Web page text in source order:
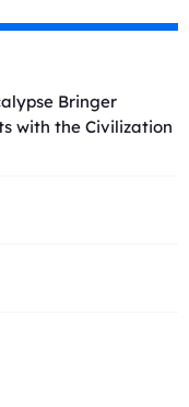
Bringer
with the Civilization